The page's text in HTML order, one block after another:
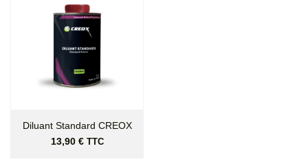
Diluant Standard CREOX
Prix
13,90 € TTC